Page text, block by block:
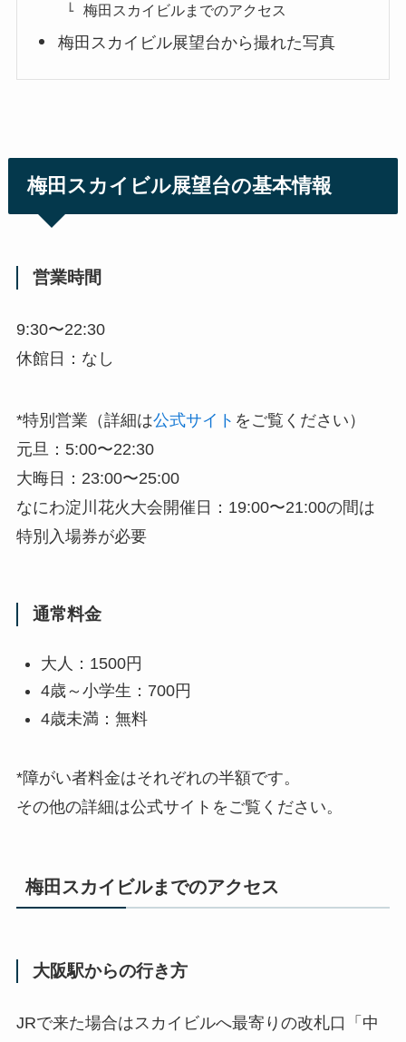
梅田スカイビルまでのアクセス
梅田スカイビル展望台から撮れた写真
梅田スカイビル展望台の基本情報
営業時間
9:30〜22:30
休館日：なし
*特別営業（詳細は公式サイト をご覧ください）
元旦：5:00〜22:30
大晦日：23:00〜25:00
なにわ淀川花火大会開催日：19:00〜21:00の間は
特別入場券が必要
通常料金
大人：1500円
4歳～小学生：700円
4歳未満：無料
*障がい者料金はそれぞれの半額です。
その他の詳細は公式サイトをご覧ください。
梅田スカイビルまでのアクセス
大阪駅からの行き方
JRで来た場合はスカイビルへ最寄りの改札口「中